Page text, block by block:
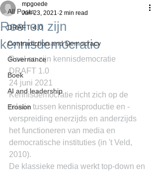
All Posts
DRAFT 4.0
Contradiction and Democracy
Governance
Boek
AI and leadership
Erosion
Roel en zijn
kennisdemocratie
mpgoede
Jun 23, 2021 2 min read
Roel en zijn kennisdemocratie
DRAFT 1.0
24 juni 2021
Kennisdemocratie richt zich op de
relatie tussen kennisproductie en -
verspreiding enerzijds en anderzijds
het functioneren van media en
democratische instituties (in 't Veld,
2010).
De klassieke media werkt top-down en